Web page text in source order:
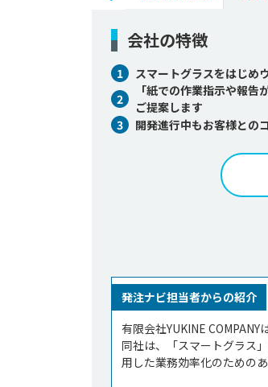
会社の特徴
1
スマートグラスをはじめ
2
「紙での作業指示や報
ご提案します
3
開発進行中もお客様との
発注ナビ担当者からの紹介
有限会社YUKINE COMPANY
同社は、「スマートグラス
用した業務効率化のための